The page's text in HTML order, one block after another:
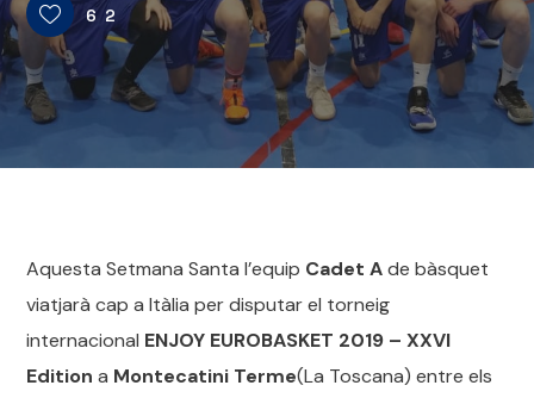
62
Aquesta Setmana Santa l’equip Cadet Ade bàsquet
viatjarà cap a Itàlia per disputar el torneig
internacional ENJOY EUROBASKET 2019 – XXVI
Editiona Montecatini Terme(La Toscana) entre els